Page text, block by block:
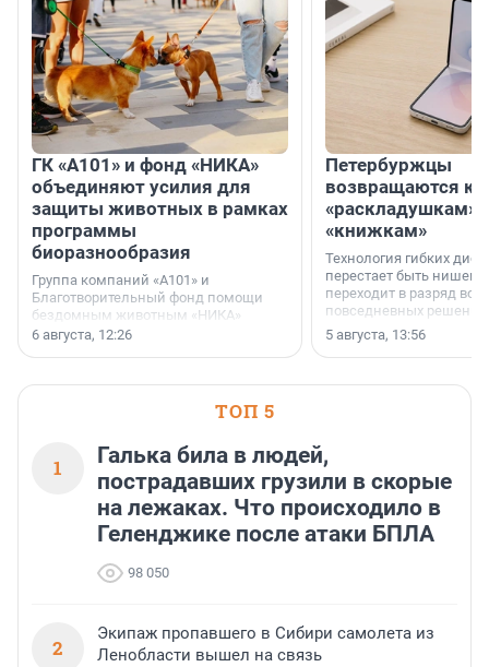
ГК «А101» и фонд «НИКА»
объединяют усилия для
защиты животных в рамках
программы
биоразнообразия
Группа компаний «А101» и
Благотворительный фонд помощи
бездомным животным «НИКА»
заключили соглашение о
6 августа, 12:26
Петербуржцы
возвращаются к
«раскладушкам»
«книжкам»
Технология гибких
перестает быть
переходит в разряд
повседневных
5 августа, 13:56
ТОП 5
1
Галька била в людей,
пострадавших грузили в скорые
на лежаках. Что происходило в
Геленджике после атаки БПЛА
98 050
2
Экипаж пропавшего в Сибири самолета из
Ленобласти вышел на связь